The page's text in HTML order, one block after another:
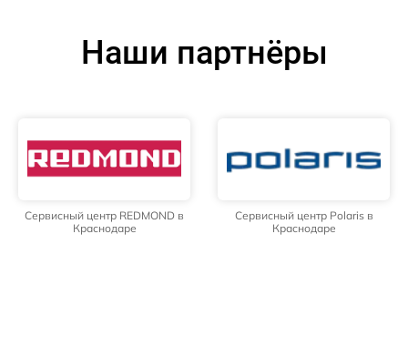
Наши партнёры
Сервисный центр REDMOND в
Краснодаре
Сервисный центр Polaris в
Краснодаре